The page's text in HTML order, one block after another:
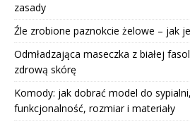
zasady
Źle zrobione paznokcie żelowe – jak
Odmładzająca maseczka z białej
zdrową skórę
Komody: jak dobrać model do
funkcjonalność, rozmiar i materiały